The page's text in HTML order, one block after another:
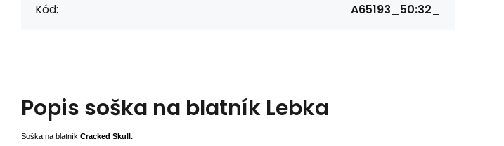
Kód: A65193_50:32_
Popis soška na blatník Lebka
Soška na blatník Cracked Skull.